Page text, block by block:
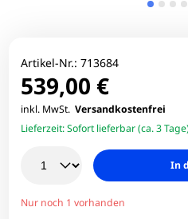
Artikel-Nr.: 713684
539,00 €
inkl. MwSt. Versandkostenfrei
Lieferzeit:Sofort lieferbar (ca. 3
In
Nur noch 1 vorhanden